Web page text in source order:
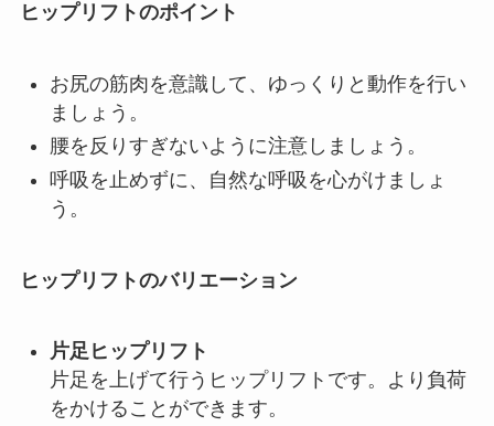
ヒップリフトのポイント
お尻の筋肉を意識して、ゆっくりと動作を行い
ましょう。
腰を反りすぎないように注意しましょう。
呼吸を止めずに、自然な呼吸を心がけましょ
う。
ヒップリフトのバリエーション
片足ヒップリフト
片足を上げて行うヒップリフトです。より負荷
をかけることができます。